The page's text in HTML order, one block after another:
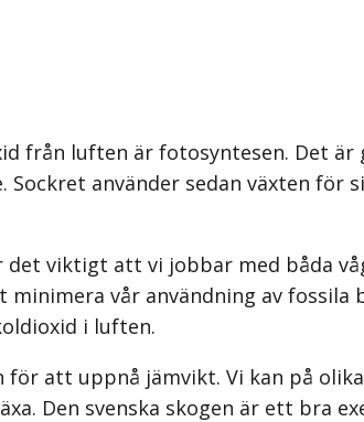
från luften är fotosyntesen. Det
använder sedan växten
viktigt att vi jobbar med båda
vår användning av fossila
i luften.
att uppnå jämvikt. Vi kan på
Den svenska skogen är ett bra